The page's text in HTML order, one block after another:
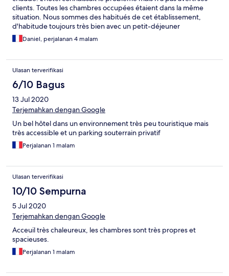
clients. Toutes les chambres occupées étaient dans la même
situation. Nous sommes des habitués de cet établissement,
d'habitude toujours très bien avec un petit-déjeuner
fantastique. Le restaurant, si pratique d'habitude, était fermé. Là
aussi, élément non signalé. Pour ce séjour, très décevant,le
pour le prix. L'un des ascenseurs de fonctionnait pas au delà du
premier étage. La Covid ne peut pas tout expliquer et tout
justifier. Il y a un singulier manque de communication et de
sincérité vis à vis du client. Nous sommes furieux et mécontents.
Daniel, perjalanan 4 malam
Ulasan terverifikasi
6/10 Bagus
13 Jul 2020
Terjemahkan dengan Google
Un bel hôtel dans un environnement très peu touristique mais
très accessible et un parking souterrain privatif
Perjalanan 1 malam
Ulasan terverifikasi
10/10 Sempurna
5 Jul 2020
Terjemahkan dengan Google
Acceuil très chaleureux, les chambres sont très propres et
spacieuses.
Perjalanan 1 malam